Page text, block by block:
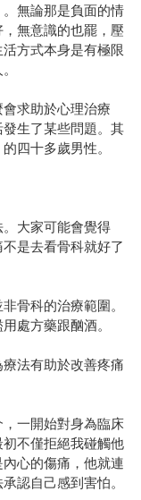
無論那是負面的情
無意識的也罷，壓
方式本身是有極限
求助於心理治療
生了某些問題。其
四十多歲男性。
大家可能會覺得
是去看骨科就好了
骨科的治療範圍。
處方藥跟酗酒。
法有助於改善疼痛
一開始對身為臨床
不僅拒絕我碰觸他
心的傷痛，他就連
認自己感到害怕。